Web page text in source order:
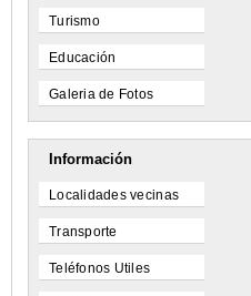
Turismo
Educación
Galeria de Fotos
Información
Localidades vecinas
Transporte
Teléfonos Utiles